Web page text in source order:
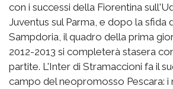
con i successi della Fiorentina
Juventus sul Parma, e dopo la sfida
Sampdoria, il quadro della prima
2012-2013 si completerà stasera
partite. L'Inter di Stramaccioni fa il
campo del neopromosso Pescara: i